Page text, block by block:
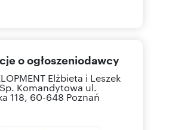
o ogłoszeniodawcy
Elżbieta i Leszek
Komandytowa ul.
118, 60-648 Poznań